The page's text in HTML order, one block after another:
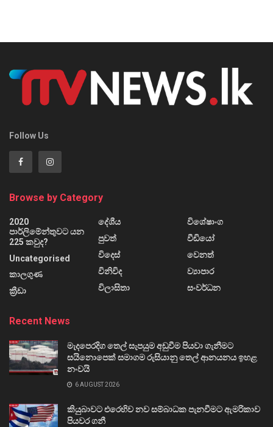
Follow Us
Browse by Category
2020
පාර්ලිමේන්තුවට යන
225 කවුද?
Uncategorised
කාලගුණ
ක්‍රීඩා
දේශීය
පුවත්
විදෙස්
විනිවිද
විලාසිතා
විශේෂාංග
වීඩියෝ
වෙනත්
ව්‍යාපාර
සංවර්ධන
Recent News
මැදපෙරදිග තෙල් සැපයුම අඩුවීම පියවා ගැනීමට
සයිනොපෙක් සමාගම රුසියානු තෙල් ආනයනය ඉහළ
නංවයි
6 AUGUST 2026
කියුබාවට එරෙහිව නව සම්බාධක පැනවීමට ඇමරිකාව
පියවර ගනී